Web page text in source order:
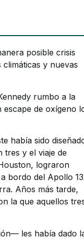
posible crisis
y nuevas
rumbo a la
de oxígeno
había sido
tres y el viaje de
lograron
bordo del Apollo
Años más tarde,
la que aquellos
les había dado